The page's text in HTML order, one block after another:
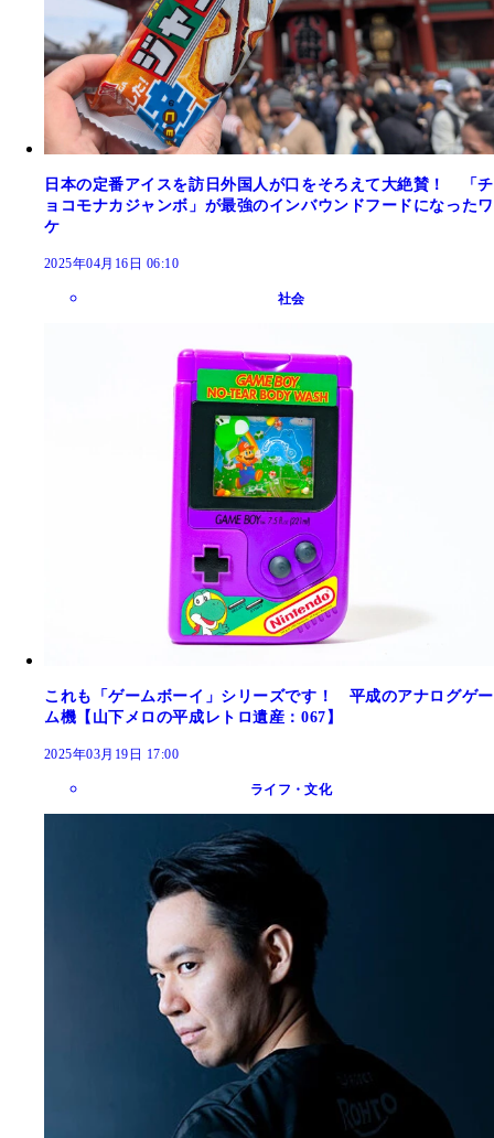
日本の定番アイスを訪日外国人が口をそろえて大絶賛！ 「チ
ョコモナカジャンボ」が最強のインバウンドフードになったワ
ケ
2025年04月16日 06:10
社会
これも「ゲームボーイ」シリーズです！ 平成のアナログゲー
ム機【山下メロの平成レトロ遺産：067】
2025年03月19日 17:00
ライフ・文化